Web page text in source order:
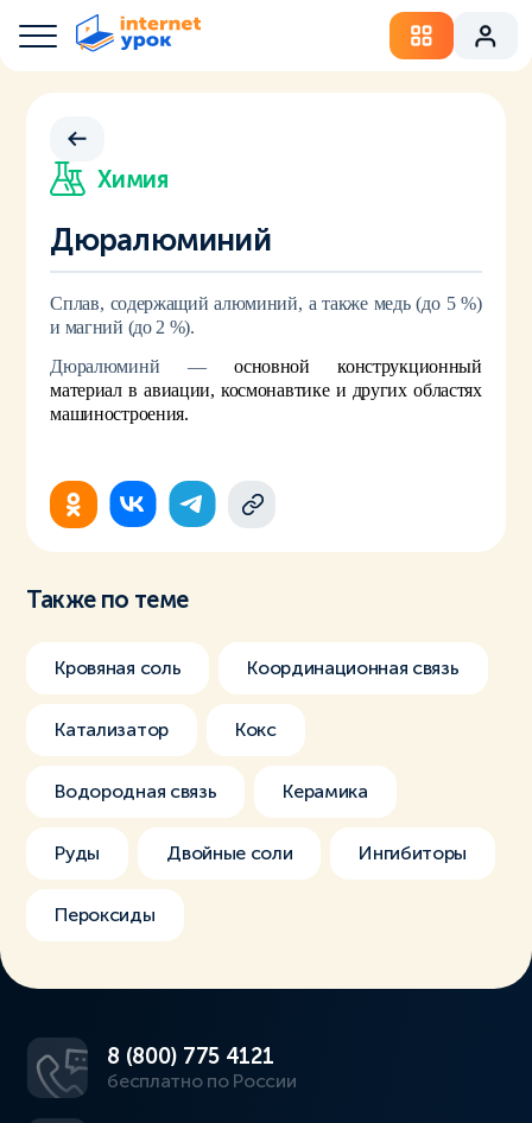
Химия
Дюралюминий
Сплав, содержащий алюминий, а также медь (до 5 %)
и магний (до 2 %).
Дюралюминй —основной конструкционный
материал в авиации, космонавтике и других областях
машиностроения.
Также по теме
Кровяная соль Координационная связь
Катализатор Кокс
Водородная связь Керамика
Руды Двойные соли Ингибиторы
Пероксиды
8 (800) 775 4121
бесплатно по России